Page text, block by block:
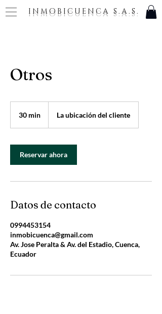
INMOBICUENCA S.A.S.
Otros
30 min
m
i
n
La ubicación del cliente
Reservar ahora
Datos de contacto
0994453154
inmobicuenca@gmail.com
Av. Jose Peralta & Av. del Estadio, Cuenca,
Ecuador